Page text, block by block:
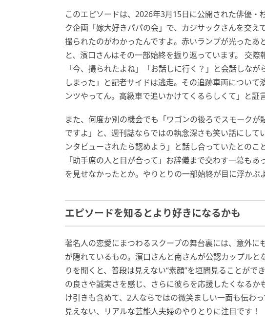
このエピソードは、2026年3月15日に公開された俳優
ク企画「嫁大好きパパの会」で、カジサックさんを交え
撮られたのがわかったんですよ。赤いランプが光ったあ
と、濱口さんはその一部始終を振り返っています。 交際
「今、撮られたよね」「お話しに行く？」と会話しな
しまった」と記者サイドは逃走。その追跡車両につい
ンツやってん。高級車で追いかけてくるらしくて」と証
また、何度か別の機会でも「ワゴンの後ろでスモーク
ですよ」と、週刊誌ならではの執念深さも笑い話にして
ンタビューされたら認めよう」と話し合っていたとのこ
「助手席の人と目が合って」お辞儀まで交わす一幕も
を見せなかったとか。やりとりの一部始終が目に浮かぶ
エピソードを知るとより好きになるかも
著名人の恋愛にまつわるスクープの舞台裏には、意外に
が隠れているもの。濱口さんと南さんが公認カップル
りを聞くと、普段は見えない“素顔”を垣間見ることがで
の良さや誠実さを感じ、さらに彼らを応援したくなる
け引きも含めて、2人ならではの微笑ましい一面も伝わ
見えない、リアルな芸能人夫婦のやりとりに注目です！